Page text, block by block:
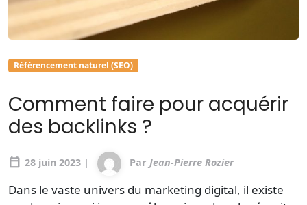
Référencement naturel (SEO)
Comment faire pour acquérir
des backlinks ?
calendar_today 28 juin 2023 | Par Jean-Pierre Rozier
Dans le vaste univers du marketing digital, il existe